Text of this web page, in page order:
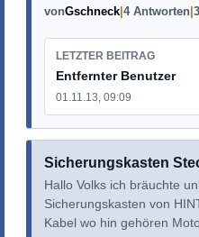
vonGschneck 4 Antworten
LETZTER BEITRAG
Entfernter Benutzer
01.11.13, 09:09
Sicherungskasten
Hallo Volks ich bräuchte
Sicherungskasten von
Kabel wo hin gehören